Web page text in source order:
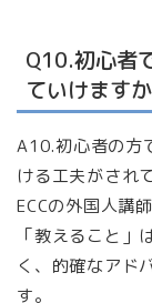
Q10.初心者
ていけます
A10.初心者の方
ける工夫がされ
ECCの外国人講
「教えること」
く、的確なアド
す。